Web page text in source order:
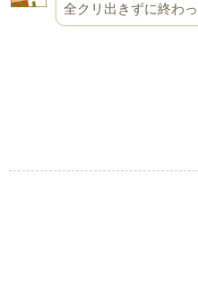
全クリ出きずに終わ